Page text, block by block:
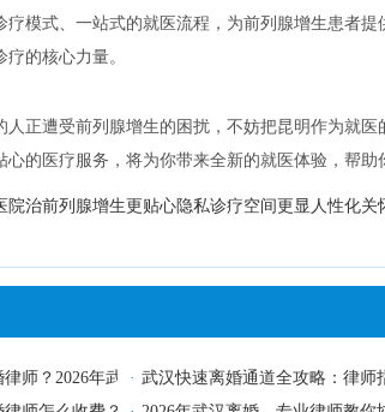
疗模式、一站式的就医流程，为前列腺增生患者
的核心力量。
人正遭受前列腺增生的困扰，不妨把昆明作为就
心的医疗服务，将为你带来全新的就医体验，帮助
院治前列腺增生更贴心隐私诊疗空间更显人性化关
师？2026年武汉本地律师手把手教你避开财产分
· 武汉快速离婚通道全攻略：律师